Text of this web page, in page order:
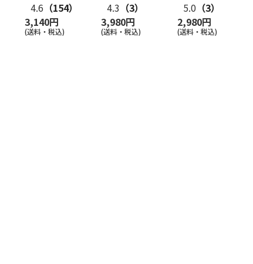
4.6 （154）
3,140円
(送料・税込)
4.3 （3）
3,980円
(送料・税込)
5.0 （3）
2,980円
(送料・税込)